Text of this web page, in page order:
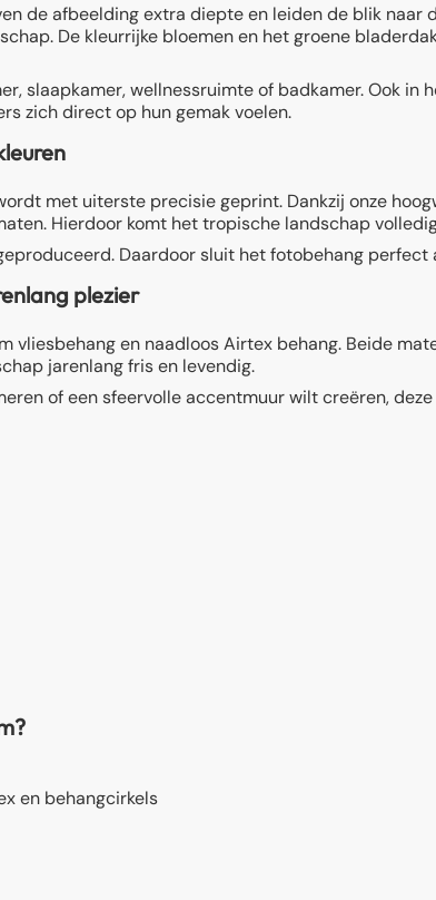
de afbeelding extra diepte en leiden de blik
De kleurrijke bloemen en het groene
slaapkamer, wellnessruimte of badkamer. Ook
zich direct op hun gemak voelen.
met uiterste precisie geprint. Dankzij onze
Hierdoor komt het tropische landschap
Daardoor sluit het fotobehang
plezier
vliesbehang en naadloos Airtex behang. Beide
jarenlang fris en levendig.
of een sfeervolle accentmuur wilt creëren,
en behangcirkels